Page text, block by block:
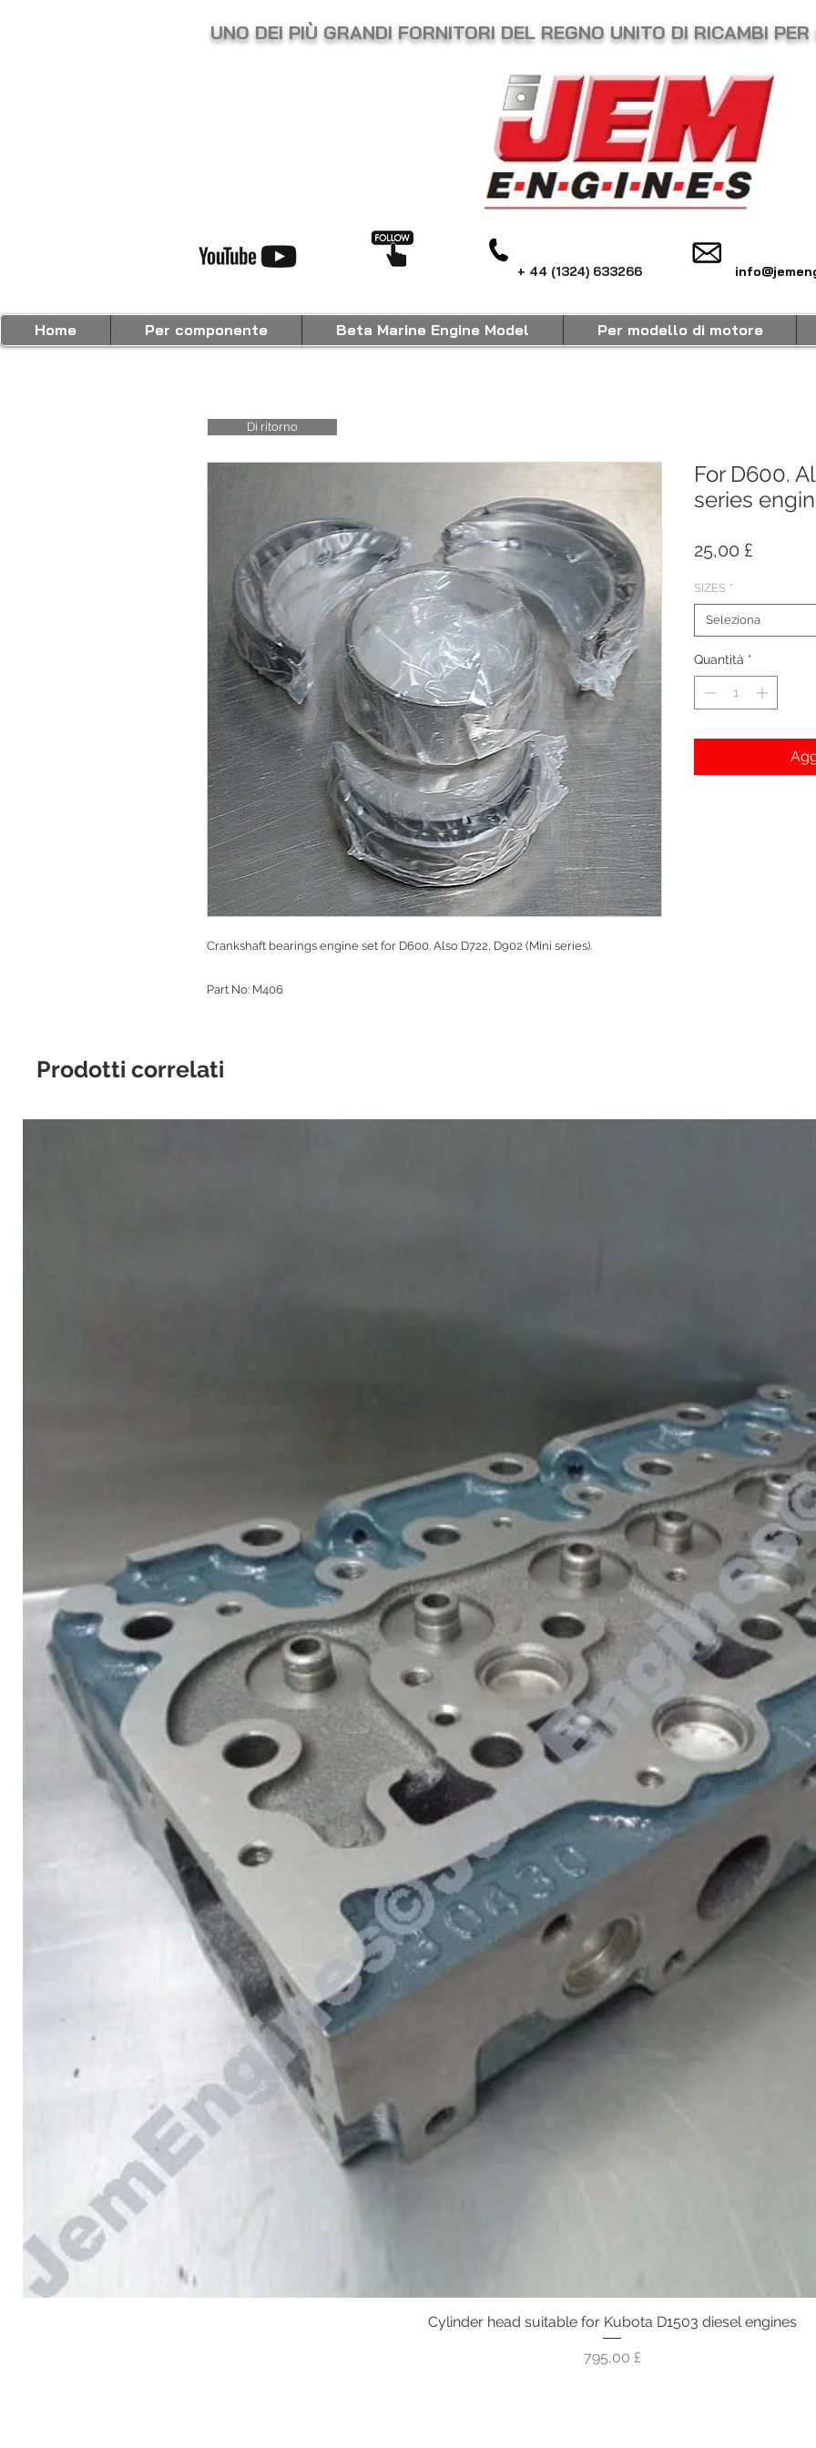
UNO DEI PIÙ GRANDI FORNITORI DEL REGNO UNITO DI RICAMBI
+ 44 (1324) 633266
Crankshaft bearings engine set for D600. Also D722, D902 (Mini series).
Part No: M406
For D600.
series
25,00 £
SIZES *
Seleziona
Quantità *
Di ritorno
Prodotti correlati
Vista rapida
Cylinder head suitable for Kubota D1503 diesel engines
Prezzo
795,00 £
Home Per componente Beta Marine Engine Model Per modello di motore